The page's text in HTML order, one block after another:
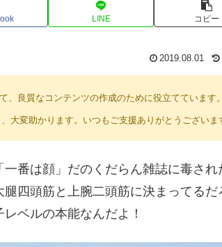
LINE コピー
2019.08.01
良質なコンテンツの作成のために役立てています
大変助かります。いつもご支援ありがとうございま
番は顔」だのくだらん雑誌に毒され
四頭筋と上腕二頭筋に決まってるだ
ベルの本能なんだよ！